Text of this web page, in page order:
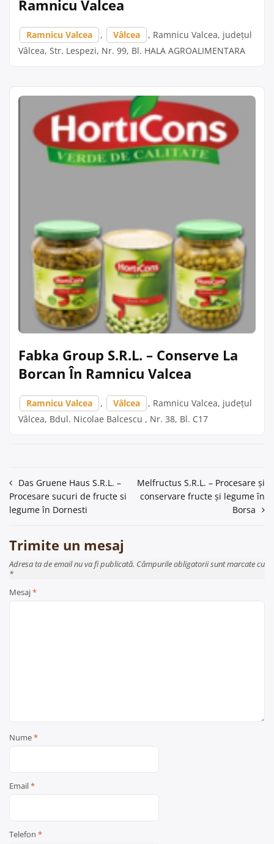
Ramnicu Valcea
Ramnicu Valcea , Vâlcea
, Ramnicu Valcea, județul
Vâlcea, Str. Lespezi, Nr. 99, Bl. HALA AGROALIMENTARA
Fabka Group S.R.L. – Conserve La
Borcan În Ramnicu Valcea
Ramnicu Valcea , Vâlcea
, Ramnicu Valcea, județul
Vâlcea, Bdul. Nicolae Balcescu , Nr. 38, Bl. C17
Navigare
în
Das Gruene Haus S.R.L. –
Procesare sucuri de fructe si
legume în Dornesti
Melfructus S.R.L. – Procesare și
conservare fructe și legume în
Borsa
Trimite un mesaj
Adresa ta de email nu va fi publicată. Câmpurile obligatorii sunt marcate cu
*
Mesaj*
Nume*
Email*
Telefon *